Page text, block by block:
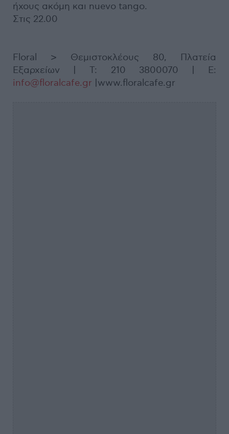
ήχους ακόμη και nuevo tango.
Στις 22.00
Floral > Θεμιστοκλέους 80, Πλατεία
Εξαρχείων | Τ: 210 3800070 | E:
info@floralcafe.gr |www.floralcafe.gr